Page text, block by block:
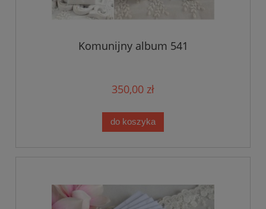
Komunijny album 541
350,00 zł
do koszyka